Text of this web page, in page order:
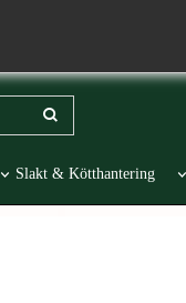
Slakt & Kötthantering